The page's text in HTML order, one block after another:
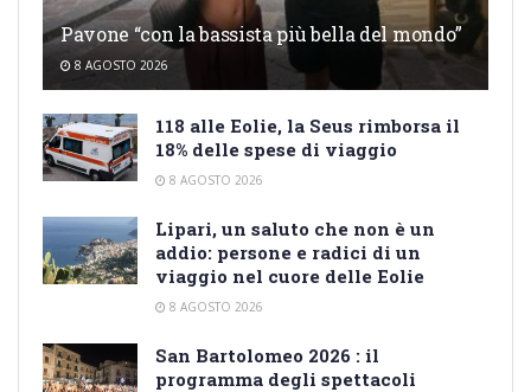
Pavone “con la bassista più bella del mondo”
8 AGOSTO 2026
118 alle Eolie, la Seus rimborsa il
18% delle spese di viaggio
8 AGOSTO 2026
Lipari, un saluto che non è un
addio: persone e radici di un
viaggio nel cuore delle Eolie
8 AGOSTO 2026
San Bartolomeo 2026 : il
programma degli spettacoli